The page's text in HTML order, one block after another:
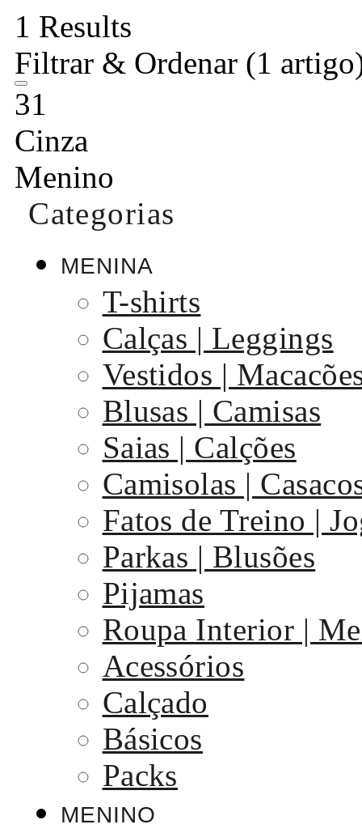
1 Results
Filtrar & Ordenar (1
31
Cinza
Menino
Categorias
MENINA
T-shirts
Calças | Leggings
Vestidos |
Blusas | Camisas
Saias | Calções
Camisolas |
Fatos de Treino |
Parkas | Blusões
Pijamas
Roupa Interior |
Acessórios
Calçado
Básicos
Packs
MENINO